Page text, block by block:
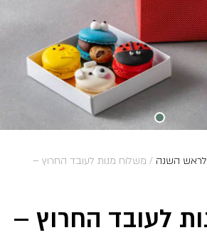
לראש השנה / משלוח מנות לעובד החרוץ –
לעובד החרוץ –